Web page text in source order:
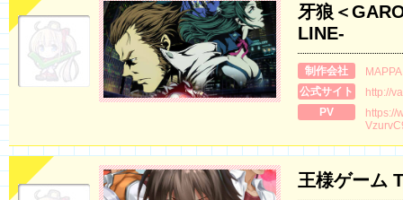
牙狼＜
LINE-
制作会社
MAPPA
公式サイト
http://
PV
https://
王様ゲーム